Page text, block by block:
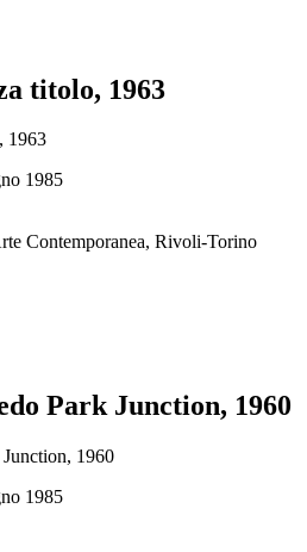
titolo, 1963
1985
Contemporanea, Rivoli-Torino
Park Junction, 1960
1985